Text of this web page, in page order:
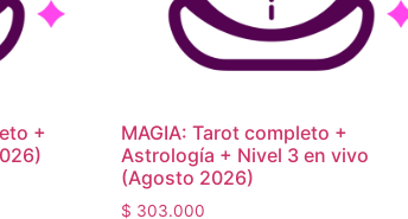
+
MAGIA: Tarot completo +
Astrología + Nivel 3 en vivo
(Agosto 2026)
$ 303.000